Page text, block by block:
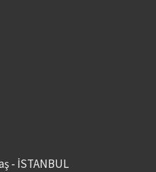
- İSTANBUL